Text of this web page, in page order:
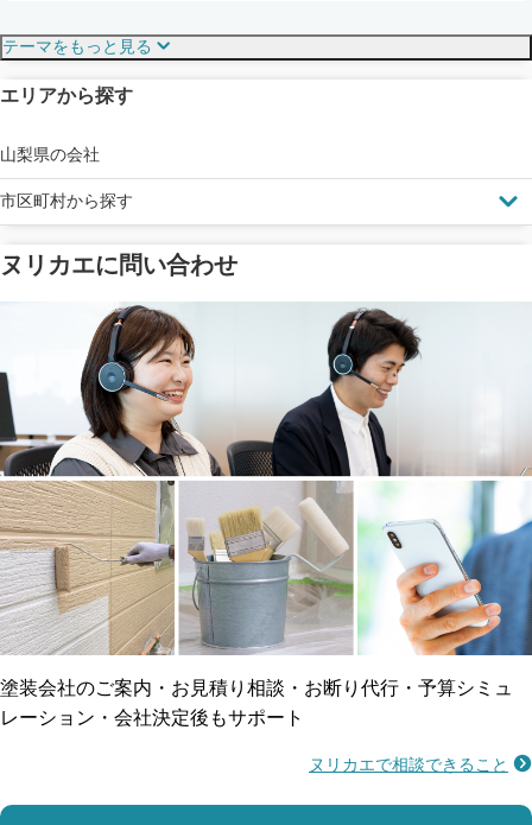
塗料の​品質を​保証
メーカー保証
工事保険
ご近所トラブルに
賠償保険
見えにくい屋根も安心
ドローン診断
省エネ効果
断熱・遮熱塗料対応
雨漏り修繕
防水工事
マンション・アパート対応
テーマをもっと見る
エリアから探す
山梨県の会社
市区町村から探す
ヌリカエに問い合わせ
塗装会社のご案内・お見積り相談・お断り代行・予算シミュ
レーション・会社決定後もサポート
ヌリカエで相談できること